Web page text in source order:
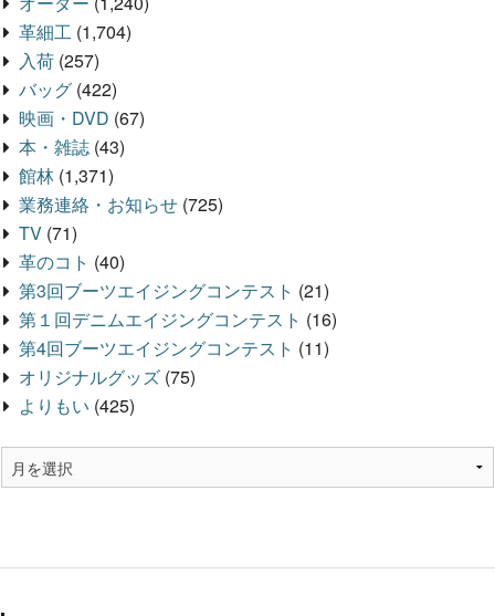
革細工 (1,704)
入荷 (257)
バッグ (422)
映画・DVD (67)
本・雑誌 (43)
館林 (1,371)
業務連絡・お知らせ (725)
TV (71)
革のコト (40)
第3回ブーツエイジングコンテスト (21)
第１回デニムエイジングコンテスト (16)
第4回ブーツエイジングコンテスト (11)
オリジナルグッズ (75)
よりもい (425)